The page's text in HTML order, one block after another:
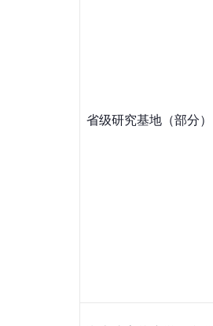
省级研究基地（部分）